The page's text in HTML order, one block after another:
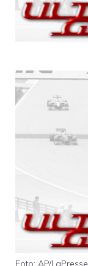
Foto: AP/LaPresse